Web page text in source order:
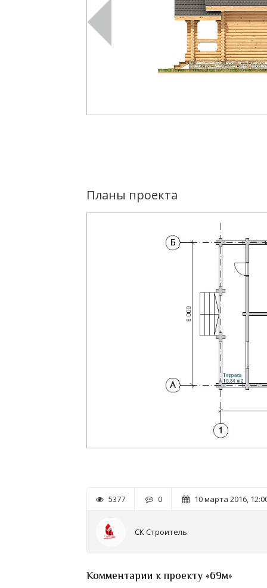
Планы проекта
5377 0 10 марта 2016,
СК Строитель
Комментарии к проекту «69м»